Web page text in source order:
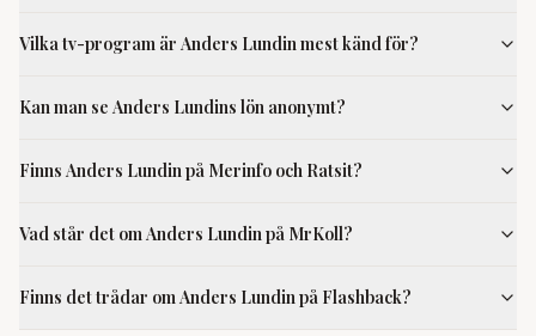
Vilka tv-program är Anders Lundin mest känd för?
Kan man se Anders Lundins lön anonymt?
Finns Anders Lundin på Merinfo och Ratsit?
Vad står det om Anders Lundin på MrKoll?
Finns det trådar om Anders Lundin på Flashback?